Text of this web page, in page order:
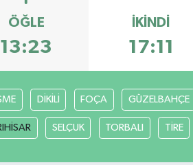
ÖĞLE
13:23
İKINDI
17:11
DİKİLİ FOÇA GÜZELBAHÇE
SELÇUK TORBALI TİRE